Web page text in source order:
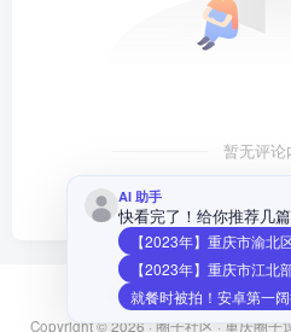
暂无评论
友链申请 免责声明
Copyright © 2026 ·圈子社区 · 重庆圈子
AI 助手
快看完了！给你推荐